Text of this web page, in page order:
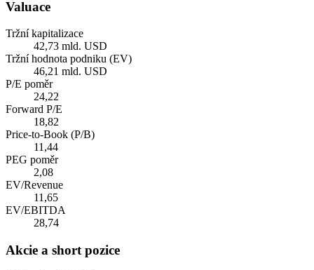
Valuace
Tržní kapitalizace
42,73 mld. USD
Tržní hodnota podniku (EV)
46,21 mld. USD
P/E poměr
24,22
Forward P/E
18,82
Price-to-Book (P/B)
11,44
PEG poměr
2,08
EV/Revenue
11,65
EV/EBITDA
28,74
Akcie a short pozice